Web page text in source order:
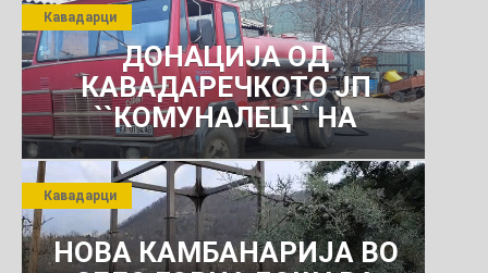
ДОНАЦИЈА ОД
КАВАДАРЕЧКОТО ЈП
``КОМУНАЛЕЦ`` НА
РОСОМАНСКОТО ЈАВНО
ПРЕТПРИЈАТИЕ ЗА
КОМУНАЛНО УСЛУГИ
Кавадарци
НОВА КАМБАНАРИЈА ВО
Кавадарци